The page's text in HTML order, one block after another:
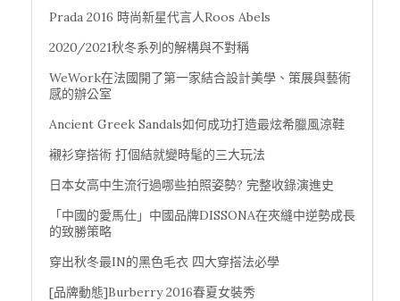
Prada 2016 時尚新星代言人Roos Abels
2020/2021秋冬系列的解構與不對稱
WeWork在法國開了第一家結合設計美學、策展與藝術
感的辦公室
Ancient Greek Sandals如何成功打造最炫希臘風涼鞋
襯衫穿搭術 打個結就變時髦的三大玩法
日本女高中生流行過哪些拍照姿勢? 完整收錄演進史
「中國的愛馬仕」中國品牌DISSONA在夾縫中逆勢成長
的致勝策略
穿出秋冬最IN的黑色毛衣 四大穿搭法必學
[品牌動態]Burberry 2016春夏女裝秀